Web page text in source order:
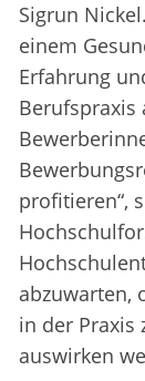
Sigrun
einem
Erfahrung
Berufspraxis
profitieren“,
abzuwarten,
in der Praxis
auswirken